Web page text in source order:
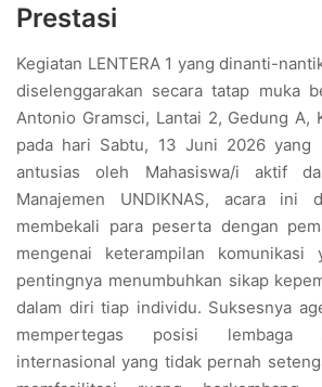
Prestasi
Kegiatan LENTERA 1 yang dinanti-
diselenggarakan secara tatap muka
Antonio Gramsci, Lantai 2, Gedung A,
pada hari Sabtu, 13 Juni 2026 yang
antusias oleh Mahasiswa/i aktif
Manajemen UNDIKNAS, acara ini
membekali para peserta dengan
mengenai keterampilan
pentingnya menumbuhkan sikap
dalam diri tiap individu. Suksesnya
mempertegas posisi lembaga
internasional yang tidak pernah